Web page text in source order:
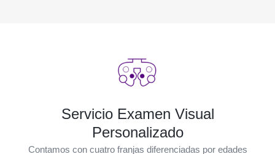
Servicio Examen Visual
Personalizado
Contamos con cuatro franjas diferenciadas por edades